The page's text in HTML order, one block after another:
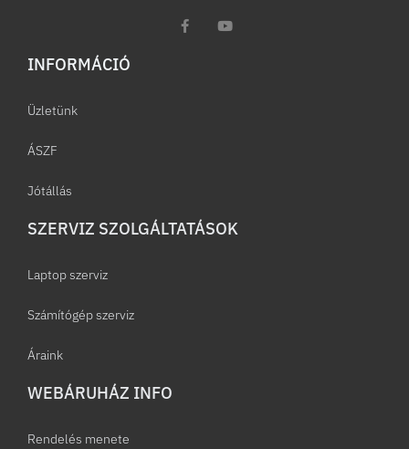
INFORMÁCIÓ​
Üzletünk
ÁSZF
Jótállás
SZERVIZ SZOLGÁLTATÁSOK
Laptop szerviz
Számítógép szerviz
Áraink
WEBÁRUHÁZ INFO
Rendelés menete